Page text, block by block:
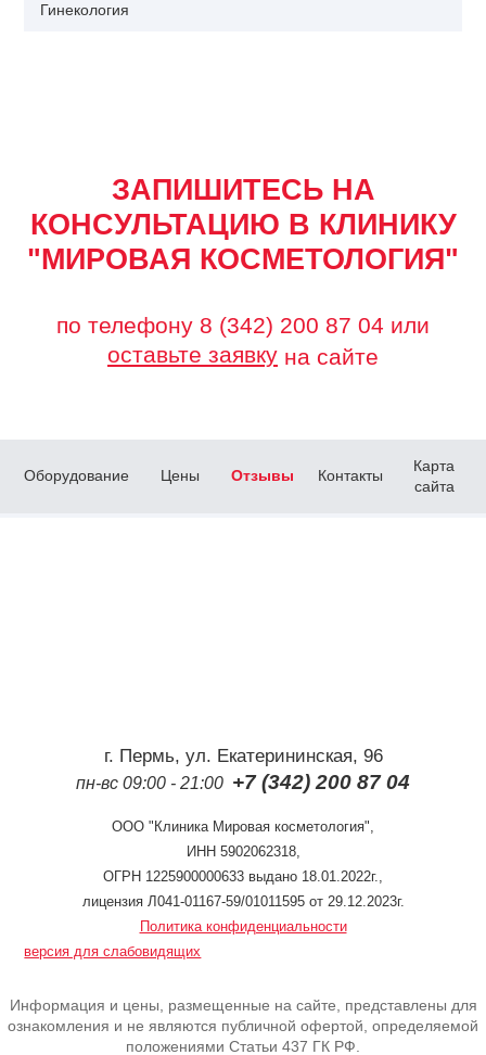
Гинекология
ЗАПИШИТЕСЬ НА
КОНСУЛЬТАЦИЮ В КЛИНИКУ
"МИРОВАЯ КОСМЕТОЛОГИЯ"
по телефону 8 (342) 200 87 04 или
оставьте заявку на сайте
Оборудование Цены Отзывы Контакты
Карта
сайта
г. Пермь, ул. Екатерининская, 96
пн-вс 09:00 - 21:00 +7 (342) 200 87 04
ООО "Клиника Мировая косметология",
ИНН 5902062318,
ОГРН 1225900000633 выдано 18.01.2022г.,
лицензия Л041-01167-59/01011595 от 29.12.2023г.
Политика конфиденциальности
версия для слабовидящих
Информация и цены, размещенные на сайте, представлены для
ознакомления и не являются публичной офертой, определяемой
положениями Статьи 437 ГК РФ.